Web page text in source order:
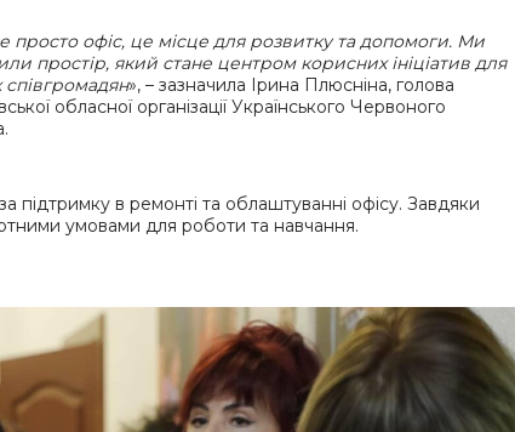
просто офіс, це місце для розвитку та допомоги. Ми
простір, який стане центром корисних ініціатив для
», – зазначила Ірина Плюсніна, голова
обласної організації Українського Червоного
в ремонті та облаштуванні офісу. Завдяки
умовами для роботи та навчання.